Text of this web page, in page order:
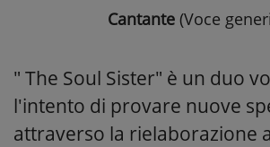
Cantante (Voce
" The Soul Sister" è un duo
l'intento di provare nuove
attraverso la rielaborazione